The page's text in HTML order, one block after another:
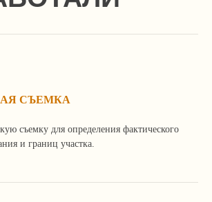
вы соглашаетесь
СЪЕМКА
съемку для определения фактического
и границ участка.